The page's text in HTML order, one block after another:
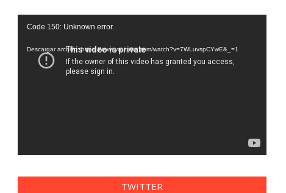
Reproductor
vídeo
Code 150: Unknown error.
Descargar archivo: https://www.youtube.com/watch?v=7WLuvspCYwE&_=1
TWITTER